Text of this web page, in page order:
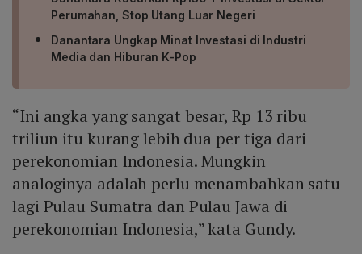
Perumahan, Stop Utang Luar Negeri
Danantara Ungkap Minat Investasi di Industri
Media dan Hiburan K-Pop
“Ini angka yang sangat besar, Rp 13 ribu
triliun itu kurang lebih dua per tiga dari
perekonomian Indonesia. Mungkin
analoginya adalah perlu menambahkan satu
lagi Pulau Sumatra dan Pulau Jawa di
perekonomian Indonesia,” kata Gundy.